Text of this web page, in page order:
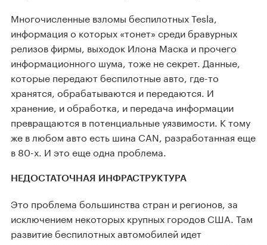
Многочисленные взломы беспилотных Tesla,
информация о которых «тонет» среди бравурных
релизов фирмы, выходок Илона Маска и прочего
информационного шума, тоже не секрет. Данные,
которые передают беспилотные авто, где-то
хранятся, обрабатываются и передаются. И
хранение, и обработка, и передача информации
превращаются в потенциальные уязвимости. К тому
же в любом авто есть шина CAN, разработанная еще
в 80-х. И это еще одна проблема.
НЕДОСТАТОЧНАЯ ИНФРАСТРУКТУРА
Это проблема большинства стран и регионов, за
исключением некоторых крупных городов США. Там
развитие беспилотных автомобилей идет